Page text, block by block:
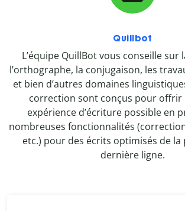
Quillbot
L’équipe QuillBot vous conseille sur
l’orthographe, la conjugaison, les
et bien d’autres domaines
correction sont conçus pour offrir
expérience d’écriture possible en
nombreuses fonctionnalités
etc.) pour des écrits optimisés de la
dernière ligne.